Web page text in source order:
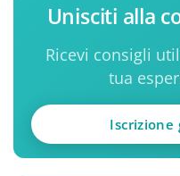
Unisciti alla
Ricevi consigli
tua
Iscrizione